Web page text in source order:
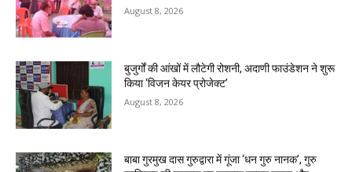
August 8, 2026
बुजुर्गों की आंखों में लौटेगी रोशनी, अदाणी फाउंडेशन ने शुरू
किया ‘विजन केयर प्रोजेक्ट’
August 8, 2026
बाबा गुरमुख दास गुरुद्वारा में गूंजा ‘धन गुरु नानक’, गुरु